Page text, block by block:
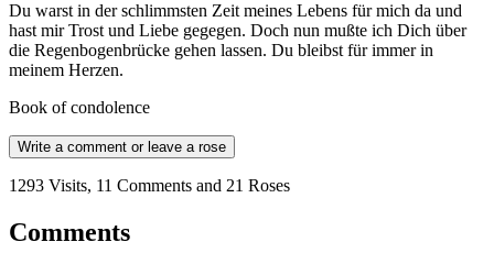
Du warst in der schlimmsten Zeit meines Lebens für mich da und
hast mir Trost und Liebe gegegen. Doch nun mußte ich Dich über
die Regenbogenbrücke gehen lassen. Du bleibst für immer in
meinem Herzen.
Book of condolence
Write a comment or leave a rose
1293 Visits, 11 Comments and 21 Roses
Comments